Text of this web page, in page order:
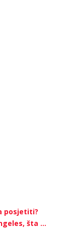
posjetiti?
šta ...